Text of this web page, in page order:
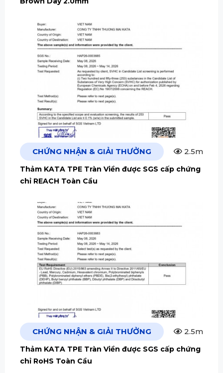
CHỨNG NHẬN & GIẢI THƯỞNG 2.5m
Thảm KATA TPE Tràn Viền được SGS cấp chứng
chỉ REACH Toàn Cầu
CHỨNG NHẬN & GIẢI THƯỞNG 2.5m
Thảm KATA TPE Tràn Viền được SGS cấp chứng
chỉ RoHS Toàn Cầu